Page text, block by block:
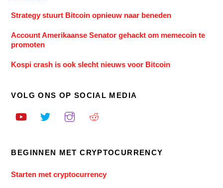
Strategy stuurt Bitcoin opnieuw naar beneden
Account Amerikaanse Senator gehackt om memecoin te
promoten
Kospi crash is ook slecht nieuws voor Bitcoin
VOLG ONS OP SOCIAL MEDIA
BEGINNEN MET CRYPTOCURRENCY
Starten met cryptocurrency